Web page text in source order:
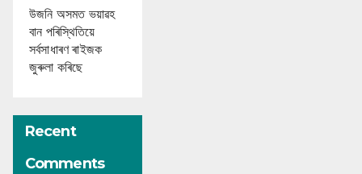
উজনি অসমত ভয়াৱহ
বান পৰিস্থিতিয়ে
সৰ্বসাধাৰণ ৰাইজক
জুৰুলা কৰিছে
Recent
Comments